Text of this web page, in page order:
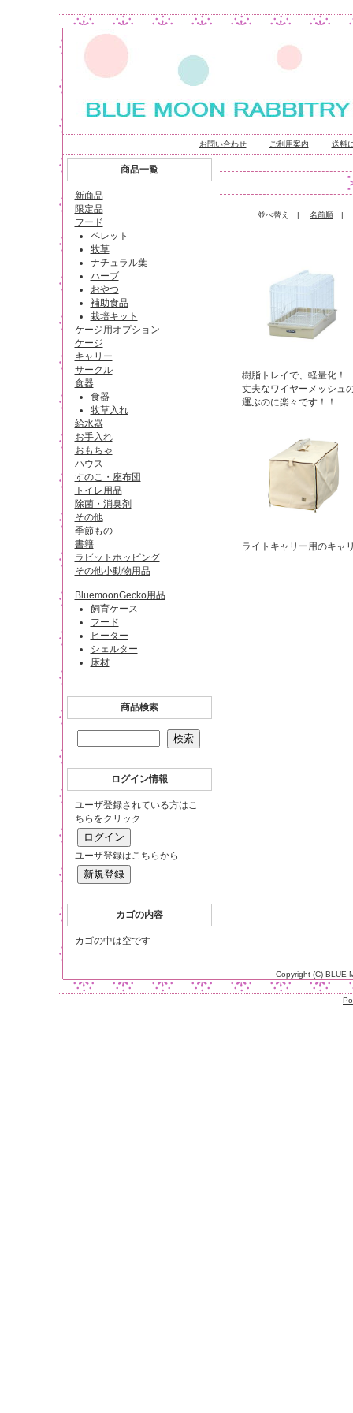
お問い合わせ ご利用案内 送料
商品一覧
新商品
限定品
フード
ペレット
牧草
ナチュラル葉
ハーブ
おやつ
補助食品
栽培キット
ケージ用オプション
ケージ
キャリー
サークル
食器
食器
牧草入れ
給水器
お手入れ
おもちゃ
ハウス
すのこ・座布団
トイレ用品
除菌・消臭剤
その他
季節もの
書籍
ラビットホッピング
その他小動物用品
BluemoonGecko用品
飼育ケース
フード
ヒーター
シェルター
床材
商品検索
ログイン情報
ユーザ登録されている方はこ
ちらをクリック
ユーザ登録はこちらから
カゴの内容
カゴの中は空です
並べ替え | 名前順 |
樹脂トレイで、軽量化！
丈夫なワイヤーメッシュ
運ぶのに楽々です！！
ライトキャリー用のキャ
Copyright (C) BLUE